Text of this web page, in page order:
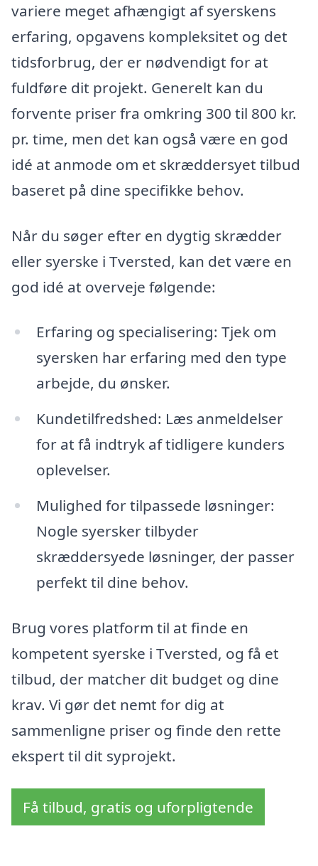
variere meget afhængigt af syerskens
erfaring, opgavens kompleksitet og det
tidsforbrug, der er nødvendigt for at
fuldføre dit projekt. Generelt kan du
forvente priser fra omkring 300 til 800 kr.
pr. time, men det kan også være en god
idé at anmode om et skræddersyet tilbud
baseret på dine specifikke behov.
Når du søger efter en dygtig skrædder
eller syerske i Tversted, kan det være en
god idé at overveje følgende:
Erfaring og specialisering: Tjek om
syersken har erfaring med den type
arbejde, du ønsker.
Kundetilfredshed: Læs anmeldelser
for at få indtryk af tidligere kunders
oplevelser.
Mulighed for tilpassede løsninger:
Nogle syersker tilbyder
skræddersyede løsninger, der passer
perfekt til dine behov.
Brug vores platform til at finde en
kompetent syerske i Tversted, og få et
tilbud, der matcher dit budget og dine
krav. Vi gør det nemt for dig at
sammenligne priser og finde den rette
ekspert til dit syprojekt.
Få tilbud, gratis og uforpligtende